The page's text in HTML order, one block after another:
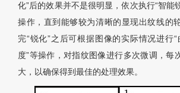
化”后的效果并不是很明显，依次执行“智能
操作，直到能够较为清晰的显现出纹线的
完“锐化”之后可根据图像的实际情况进行“
度”等操作，对指纹图像进行多次微调，每
大，以确保得到最佳的处理效果。